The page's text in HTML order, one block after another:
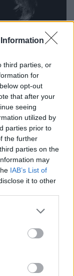
third parties, or
for
opt-out
that after your
seeing
utilized by
parties prior to
the further
parties on the
may
IAB’s List of
it to other
more Google
may click to
party tags to
below Google
a
Broken
siralmait.
tapló
Közben
koncertet az
ő is,